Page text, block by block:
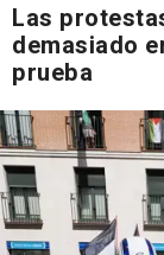
Las
demasiado
prueba